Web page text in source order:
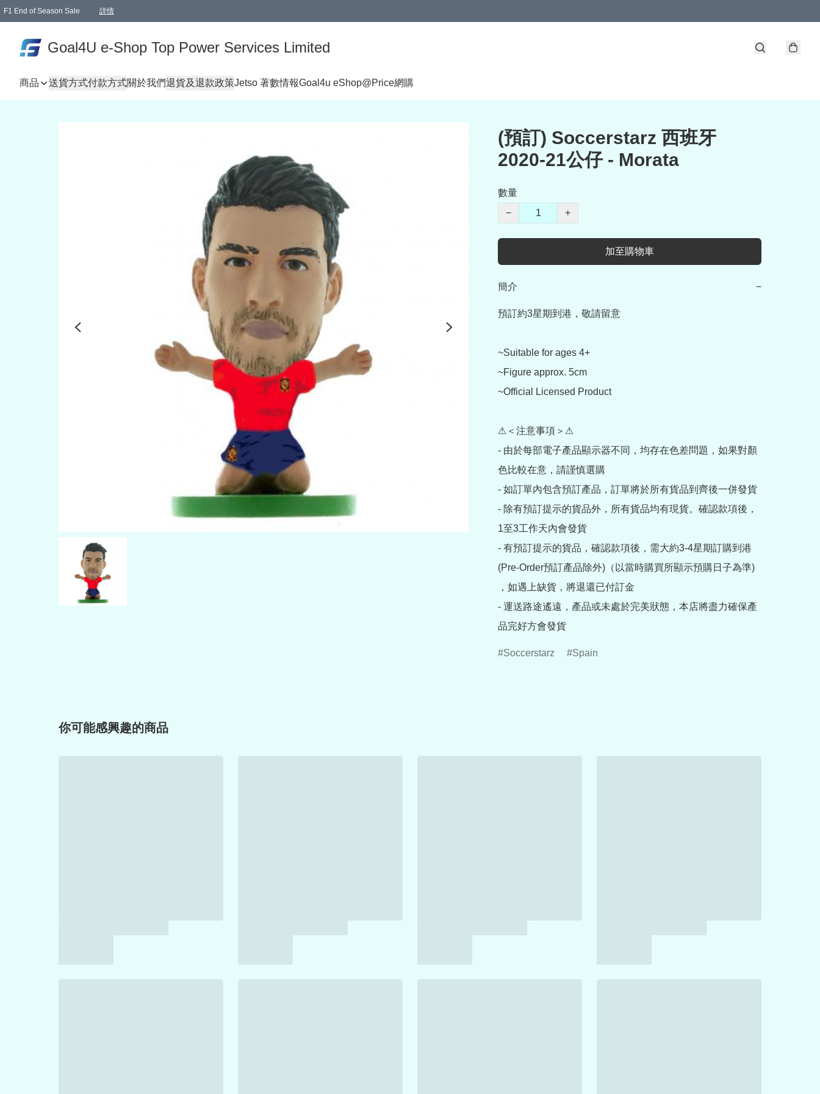
F1 End of Season Sale 詳情
Goal4U e-Shop Top Power Services Limited
商品 送貨方式付款方式關於我們退貨及退款政策Jetso 著數情報Goal4u eShop@Price網購
(預訂) Soccerstarz 西班牙
2020-21公仔 - Morata
數量
−
+
加至購物車
簡介 −
預訂約3星期到港，敬請留意
~Suitable for ages 4+
~Figure approx. 5cm
~Official Licensed Product
⚠＜注意事項＞⚠
- 由於每部電子產品顯示器不同，均存在色差問題，如果對顏
色比較在意，請謹慎選購
- 如訂單內包含預訂產品，訂單將於所有貨品到齊後一併發貨
- 除有預訂提示的貨品外，所有貨品均有現貨。確認款項後，
1至3工作天內會發貨
- 有預訂提示的貨品，確認款項後，需大約3-4星期訂購到港
(Pre-Order預訂產品除外)（以當時購買所顯示預購日子為準)
，如遇上缺貨，將退還已付訂金
- 運送路途遙遠，產品或未處於完美狀態，本店將盡力確保產
品完好方會發貨
Soccerstarz Spain
你可能感興趣的商品